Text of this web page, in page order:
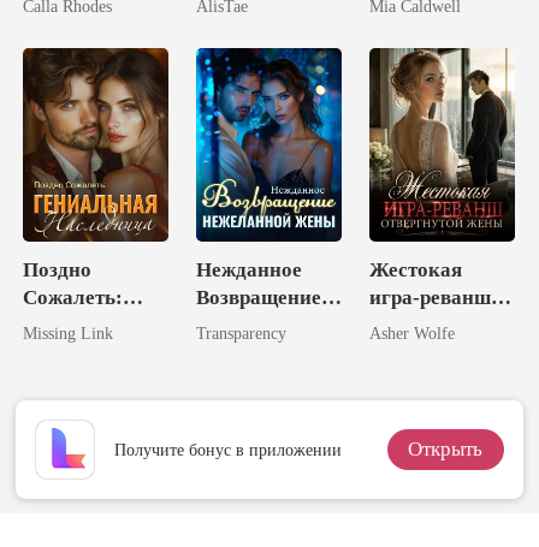
Calla Rhodes AlisTae Mia Caldwell
Поздно
Сожалеть:
Гениальная
Missing Link
Нежданное
Возвращение
Нежеланной
Transparency
Жестокая
игра-реванш
отвергнутой
Asher Wolfe
Получите бонус в приложении Открыть